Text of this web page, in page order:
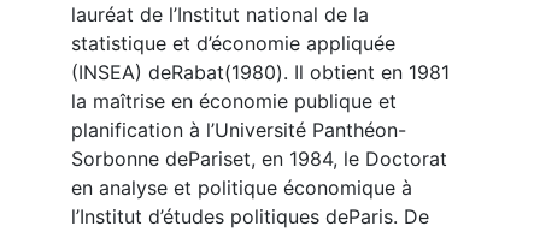
lauréat de l’Institut national de la
statistique et d’économie appliquée
(INSEA) deRabat(1980). Il obtient en 1981
la maîtrise en économie publique et
planification à l’Université Panthéon-
Sorbonne dePariset, en 1984, le Doctorat
en analyse et politique économique à
l’Institut d’études politiques deParis. De